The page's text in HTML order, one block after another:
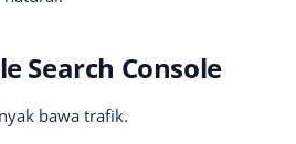
Search Console
bawa trafik.